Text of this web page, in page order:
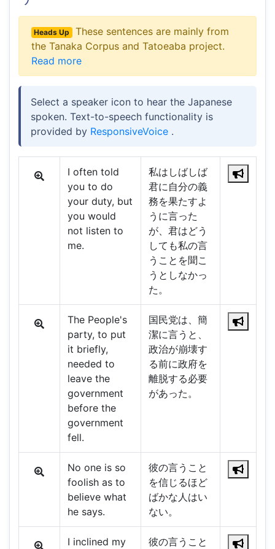
Heads Up
These sentences are mainly from
the Tanaka Corpus and Tatoeaba project.
Read more
Select a speaker icon to hear the Japanese
spoken. Text-to-speech functionality is
provided by ResponsiveVoice .
I often told
you to do
your duty, but
you would
not listen to
me.
私はしばしば
君に自分の義
務を果たすよ
うに言った
が、君はどう
しても私の言
うことを聞こ
うとしなかっ
た。
The People's
party, to put
it briefly,
needed to
leave the
government
before the
government
fell.
国民党は、簡
潔に言うと、
政治が崩壊す
る前に政府を
離脱する必要
があった。
No one is so
foolish as to
believe what
he says.
彼の言うこと
を信じるほど
ばかな人はい
ない。
I inclined my
彼の言うこと